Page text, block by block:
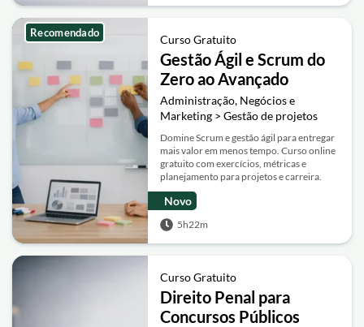
Curso Gratuito
Gestão Ágil e Scrum do
Zero ao Avançado
Administração, Negócios e
Marketing > Gestão de projetos
Domine Scrum e gestão ágil para entregar
mais valor em menos tempo. Curso online
gratuito com exercícios, métricas e
planejamento para projetos e carreira.
Novo
5h22m
Recomendado
Curso Gratuito
Direito Penal para
Concursos Públicos